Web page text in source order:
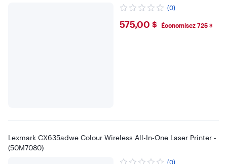
(0)
$575
575,00 $ Économisez 725 $
Lexmark CX635adwe Colour Wireless All-In-One Laser Printer -
(50M7080)
(0)